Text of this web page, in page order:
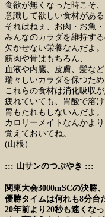
食欲が無くなった時こそ、
意識して欲しい食材がある
それはねぇ、お肉・お魚・
みんなのカラダを維持す
欠かせない栄養なんだよ。
筋肉や骨はもちろん、
血液や内臓、皮膚、髪など
瑞々しいカラダを保つため
これらの食材は消化吸収
疲れていても、胃酸で溶
胃もたれもしないんだよ。
カロリーメイトなんかよ
覚えておいてね。
(山根）
::: 山サンのつぶやき :::
関東大会3000mSCの決勝、
優勝タイムは何れも8分台
20年前より20秒も速くなっ